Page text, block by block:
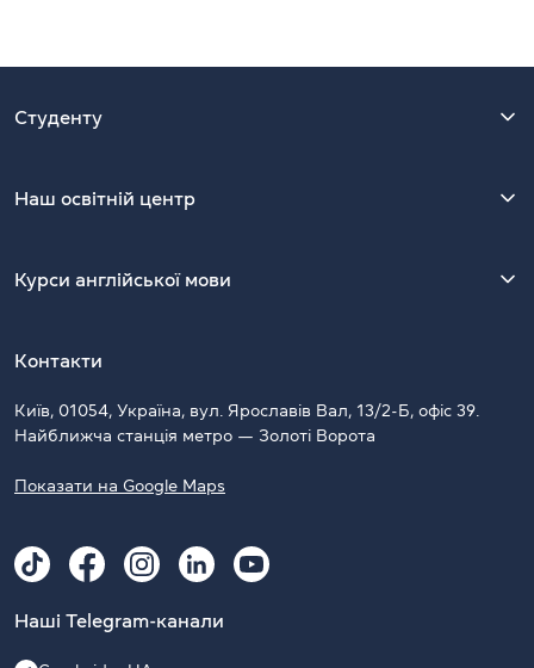
Студенту
Наш освітній центр
Курси англійської мови
Контакти
Київ, 01054, Україна, вул. Ярославів Вал, 13/2-Б, офіс 39.
Найближча станція метро — Золоті Ворота
Показати на Google Maps
Наші Telegram-канали